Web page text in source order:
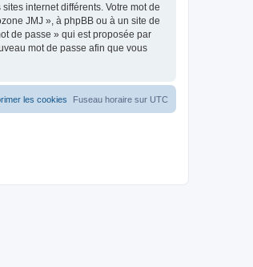
internet différents. Votre mot de
JMJ », à phpBB ou à un site de
de passe » qui est proposée par
mot de passe afin que vous
Fuseau horaire sur UTC
les cookies